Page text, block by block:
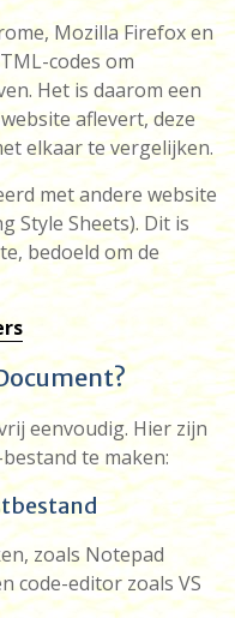
Mozilla Firefox en
codes om
Het is daarom een
aflevert, deze
elkaar te vergelijken.
met andere website
Style Sheets). Dit is
bedoeld om de
eenvoudig. Hier zijn
te maken:
zoals Notepad
code-editor zoals VS